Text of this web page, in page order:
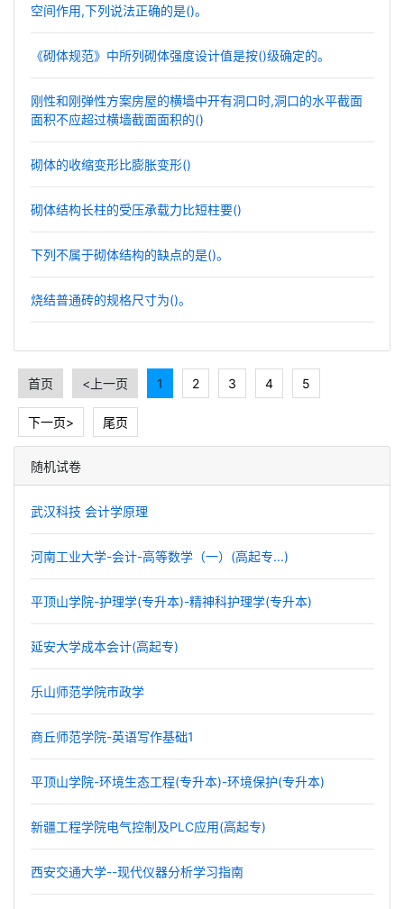
空间作用,下列说法正确的是()。
《砌体规范》中所列砌体强度设计值是按()级确定的。
刚性和刚弹性方案房屋的横墙中开有洞口时,洞口的水平截面
面积不应超过横墙截面面积的()
砌体的收缩变形比膨胀变形()
砌体结构长柱的受压承载力比短柱要()
下列不属于砌体结构的缺点的是()。
烧结普通砖的规格尺寸为()。
首页 <上一页 1 2 3 4 5
下一页> 尾页
随机试卷
武汉科技 会计学原理
河南工业大学-会计-高等数学（一）(高起专...)
平顶山学院-护理学(专升本)-精神科护理学(专升本)
延安大学成本会计(高起专)
乐山师范学院市政学
商丘师范学院-英语写作基础1
平顶山学院-环境生态工程(专升本)-环境保护(专升本)
新疆工程学院电气控制及PLC应用(高起专)
西安交通大学--现代仪器分析学习指南